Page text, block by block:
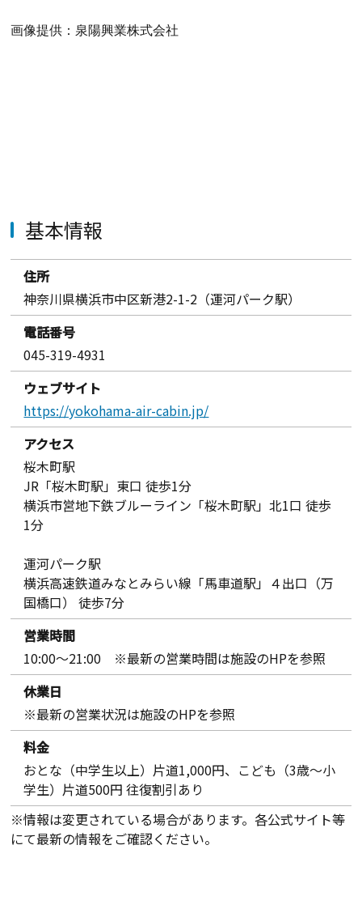
画像提供：泉陽興業株式会社
基本情報
住所
神奈川県横浜市中区新港2-1-2（運河パーク駅）
電話番号
045-319-4931
ウェブサイト
https://yokohama-air-cabin.jp/
アクセス
桜木町駅
JR「桜木町駅」東口 徒歩1分
横浜市営地下鉄ブルーライン「桜木町駅」北1口 徒歩
1分
運河パーク駅
横浜高速鉄道みなとみらい線「馬車道駅」４出口（万
国橋口） 徒歩7分
営業時間
10:00～21:00 ※最新の営業時間は施設のHPを参照
休業日
※最新の営業状況は施設のHPを参照
料金
おとな（中学生以上）片道1,000円、こども（3歳～小
学生）片道500円 往復割引あり
※情報は変更されている場合があります。各公式サイト等
にて最新の情報をご確認ください。